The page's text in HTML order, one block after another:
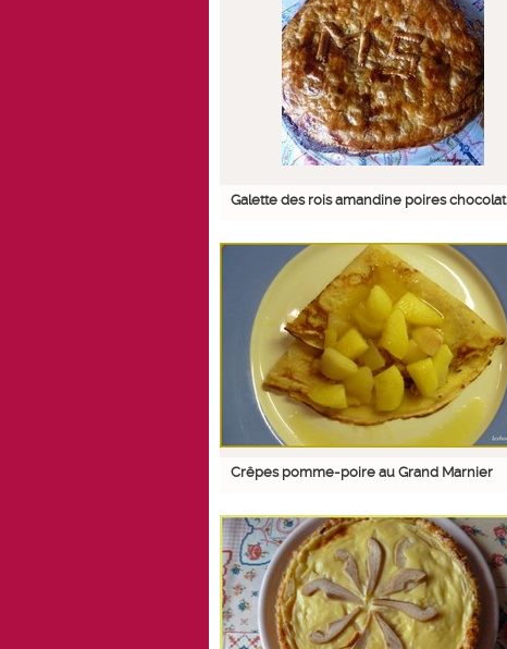
Galette des rois amandine poires chocolat
Crêpes pomme-poire au Grand Marnier